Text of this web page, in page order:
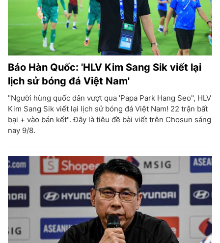
Báo Hàn Quốc: 'HLV Kim Sang Sik viết lại
lịch sử bóng đá Việt Nam'
"Người hùng quốc dân vượt qua 'Papa Park Hang Seo", HLV
Kim Sang Sik viết lại lịch sử bóng đá Việt Nam! 22 trận bất
bại + vào bán kết". Đây là tiêu đề bài viết trên Chosun sáng
nay 9/8.